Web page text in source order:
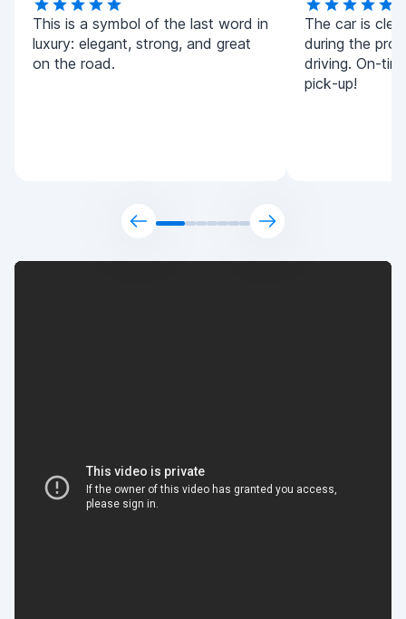
This is a symbol of the last word in
luxury: elegant, strong, and great
on the road.
The car is
during the
driving. On-
pick-up!